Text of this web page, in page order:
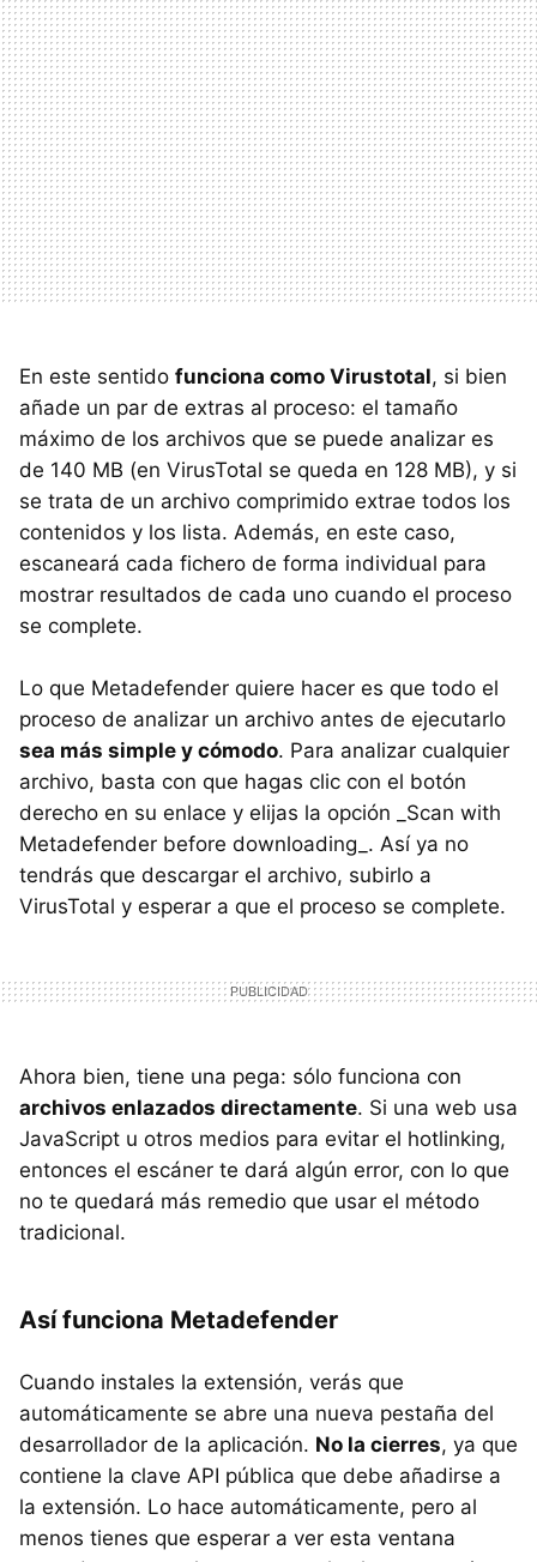
En este sentido funciona como Virustotal, si bien
añade un par de extras al proceso: el tamaño
máximo de los archivos que se puede analizar es
de 140 MB (en VirusTotal se queda en 128 MB), y si
se trata de un archivo comprimido extrae todos los
contenidos y los lista. Además, en este caso,
escaneará cada fichero de forma individual para
mostrar resultados de cada uno cuando el proceso
se complete.
Lo que Metadefender quiere hacer es que todo el
proceso de analizar un archivo antes de ejecutarlo
sea más simple y cómodo. Para analizar cualquier
archivo, basta con que hagas clic con el botón
derecho en su enlace y elijas la opción _Scan with
Metadefender before downloading_. Así ya no
tendrás que descargar el archivo, subirlo a
VirusTotal y esperar a que el proceso se complete.
Ahora bien, tiene una pega: sólo funciona con
archivos enlazados directamente. Si una web usa
JavaScript u otros medios para evitar el hotlinking,
entonces el escáner te dará algún error, con lo que
no te quedará más remedio que usar el método
tradicional.
Así funciona Metadefender
Cuando instales la extensión, verás que
automáticamente se abre una nueva pestaña del
desarrollador de la aplicación. No la cierres, ya que
contiene la clave API pública que debe añadirse a
la extensión. Lo hace automáticamente, pero al
menos tienes que esperar a ver esta ventana